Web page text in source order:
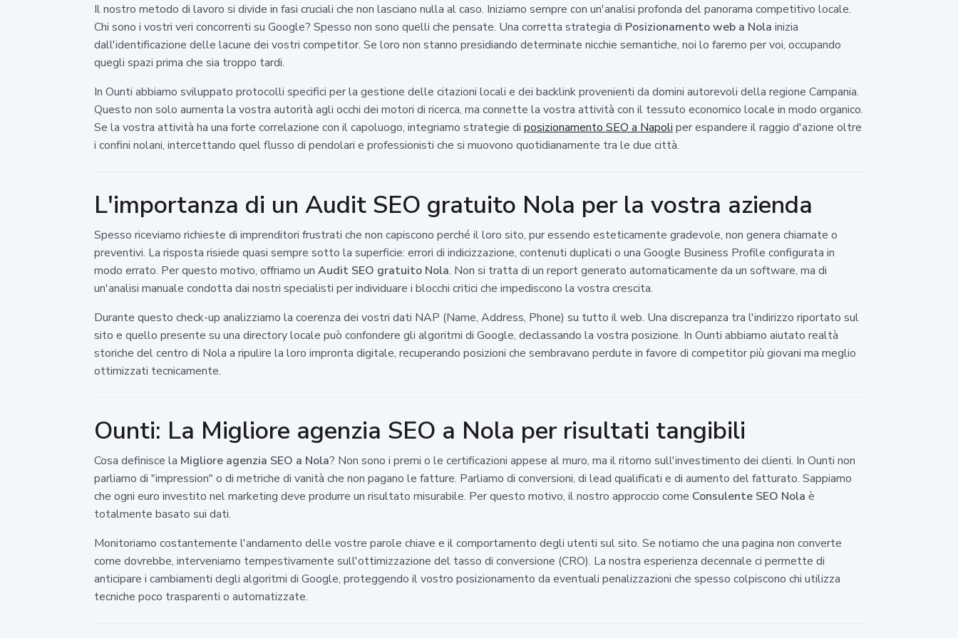
Il nostro metodo di lavoro si divide in fasi cruciali che non lasciano nulla al caso. Iniziamo sempre con un'analisi profonda del panorama competitivo locale.
Chi sono i vostri veri concorrenti su Google? Spesso non sono quelli che pensate. Una corretta strategia di Posizionamento web a Nola inizia
dall'identificazione delle lacune dei vostri competitor. Se loro non stanno presidiando determinate nicchie semantiche, noi lo faremo per voi, occupando
quegli spazi prima che sia troppo tardi.
In Ounti abbiamo sviluppato protocolli specifici per la gestione delle citazioni locali e dei backlink provenienti da domini autorevoli della regione Campania.
Questo non solo aumenta la vostra autorità agli occhi dei motori di ricerca, ma connette la vostra attività con il tessuto economico locale in modo organico.
Se la vostra attività ha una forte correlazione con il capoluogo, integriamo strategie di posizionamento SEO a Napoli per espandere il raggio d'azione oltre
i confini nolani, intercettando quel flusso di pendolari e professionisti che si muovono quotidianamente tra le due città.
L'importanza di un Audit SEO gratuito Nola per la vostra azienda
Spesso riceviamo richieste di imprenditori frustrati che non capiscono perché il loro sito, pur essendo esteticamente gradevole, non genera chiamate o
preventivi. La risposta risiede quasi sempre sotto la superficie: errori di indicizzazione, contenuti duplicati o una Google Business Profile configurata in
modo errato. Per questo motivo, offriamo un Audit SEO gratuito Nola. Non si tratta di un report generato automaticamente da un software, ma di
un'analisi manuale condotta dai nostri specialisti per individuare i blocchi critici che impediscono la vostra crescita.
Durante questo check-up analizziamo la coerenza dei vostri dati NAP (Name, Address, Phone) su tutto il web. Una discrepanza tra l'indirizzo riportato sul
sito e quello presente su una directory locale può confondere gli algoritmi di Google, declassando la vostra posizione. In Ounti abbiamo aiutato realtà
storiche del centro di Nola a ripulire la loro impronta digitale, recuperando posizioni che sembravano perdute in favore di competitor più giovani ma meglio
ottimizzati tecnicamente.
Ounti: La Migliore agenzia SEO a Nola per risultati tangibili
Cosa definisce la Migliore agenzia SEO a Nola? Non sono i premi o le certificazioni appese al muro, ma il ritorno sull'investimento dei clienti. In Ounti non
parliamo di "impression" o di metriche di vanità che non pagano le fatture. Parliamo di conversioni, di lead qualificati e di aumento del fatturato. Sappiamo
che ogni euro investito nel marketing deve produrre un risultato misurabile. Per questo motivo, il nostro approccio come Consulente SEO Nola è
totalmente basato sui dati.
Monitoriamo costantemente l'andamento delle vostre parole chiave e il comportamento degli utenti sul sito. Se notiamo che una pagina non converte
come dovrebbe, interveniamo tempestivamente sull'ottimizzazione del tasso di conversione (CRO). La nostra esperienza decennale ci permette di
anticipare i cambiamenti degli algoritmi di Google, proteggendo il vostro posizionamento da eventuali penalizzazioni che spesso colpiscono chi utilizza
tecniche poco trasparenti o automatizzate.